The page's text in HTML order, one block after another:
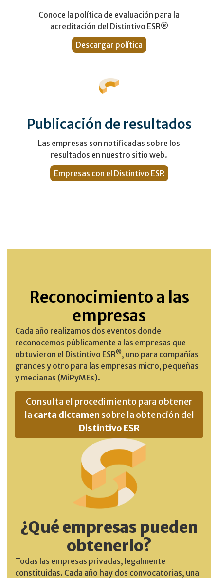
Conoce la política de evaluación para la
acreditación del Distintivo ESR®
Descargar política
Publicación de resultados
Las empresas son notificadas sobre los
resultados en nuestro sitio web.
Empresas con el Distintivo ESR
Reconocimiento a las
empresas
Cada año realizamos dos eventos donde
reconocemos públicamente a las empresas que
obtuvieron el Distintivo ESR®, uno para compañías
grandes y otro para las empresas micro, pequeñas
y medianas (MiPyMEs).
Consulta el procedimiento para obtener
la carta dictamen sobre la obtención del
Distintivo ESR
¿Qué empresas pueden
obtenerlo?
Todas las empresas privadas, legalmente
constituidas. Cada año hay dos convocatorias, una